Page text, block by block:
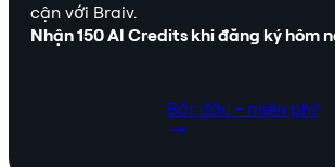
cận với Braiv.
Nhận 150 AI Credits khi đăng ký hôm
Bắt đầu - miễn phí!